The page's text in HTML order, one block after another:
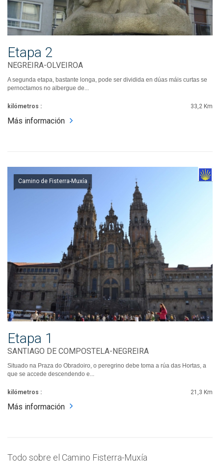
Etapa 2
NEGREIRA-OLVEIROA
A segunda etapa, bastante longa, pode ser dividida en dúas máis curtas se
pernoctamos no albergue de...
kilómetros : 33,2 Km
Más información
Camino de Fisterra-Muxía
Etapa 1
SANTIAGO DE COMPOSTELA-NEGREIRA
Situado na Praza do Obradoiro, o peregrino debe toma a rúa das Hortas, a
que se accede descendendo e...
kilómetros : 21,3 Km
Más información
Todo sobre el Camino Fisterra-Muxía